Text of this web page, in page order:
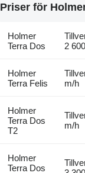
Priser för
Holmer
Terra Dos
2
Holmer
Terra Felis
m/h
Holmer
Terra Dos
T2
m/h
Holmer
Terra Dos